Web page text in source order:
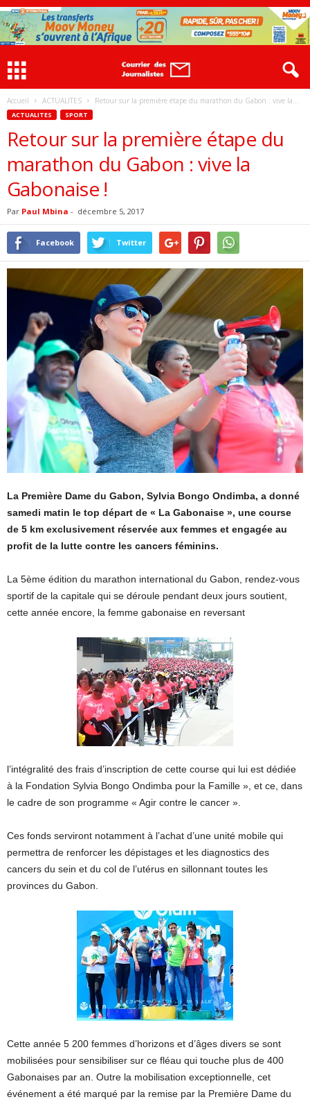
Accueil ACTUALITES Retour sur la première étape du marathon du Gabon : vive la...
ACTUALITES SPORT
Retour sur la première étape du
marathon du Gabon : vive la
Gabonaise !
Par Paul Mbina - décembre 5, 2017
Facebook Twitter
La Première Dame du Gabon, Sylvia Bongo Ondimba, a donné
samedi matin le top départ de « La Gabonaise », une course
de 5 km exclusivement réservée aux femmes et engagée au
profit de la lutte contre les cancers féminins.
La 5ème édition du marathon international du Gabon, rendez-vous
sportif de la capitale qui se déroule pendant deux jours soutient,
cette année encore, la femme gabonaise en reversant
l’intégralité des frais d’inscription de cette course qui lui est dédiée
à la Fondation Sylvia Bongo Ondimba pour la Famille », et ce, dans
le cadre de son programme « Agir contre le cancer ».
Ces fonds serviront notamment à l’achat d’une unité mobile qui
permettra de renforcer les dépistages et les diagnostics des
cancers du sein et du col de l’utérus en sillonnant toutes les
provinces du Gabon.
Cette année 5 200 femmes d’horizons et d’âges divers se sont
mobilisées pour sensibiliser sur ce fléau qui touche plus de 400
Gabonaises par an. Outre la mobilisation exceptionnelle, cet
événement a été marqué par la remise par la Première Dame du